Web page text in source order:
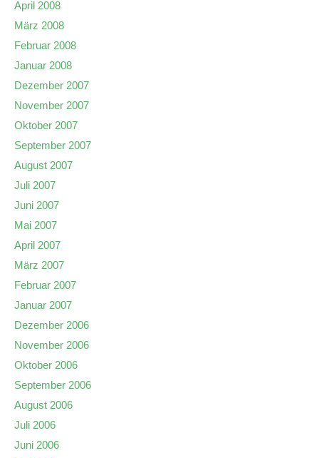
April 2008
März 2008
Februar 2008
Januar 2008
Dezember 2007
November 2007
Oktober 2007
September 2007
August 2007
Juli 2007
Juni 2007
Mai 2007
April 2007
März 2007
Februar 2007
Januar 2007
Dezember 2006
November 2006
Oktober 2006
September 2006
August 2006
Juli 2006
Juni 2006